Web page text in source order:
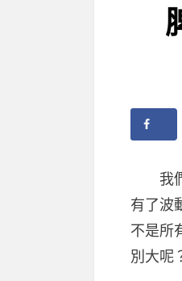
我們
有了波
不是所
別大呢